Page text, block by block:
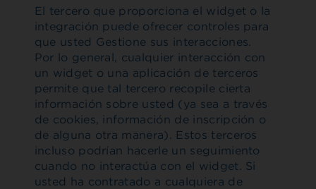
El tercero que proporciona el widget o la
integración puede ofrecer controles para
que usted Gestione sus interacciones.
Por lo general, cualquier interacción con
un widget o una aplicación de terceros
permite que tal tercero recopile cierta
información sobre usted (ya sea a través
de cookies, información de inscripción o
de alguna otra manera). Estos terceros
incluso podrían hacerle un seguimiento
cuando no interactúa con el widget. Si
usted ha contratado a cualquiera de